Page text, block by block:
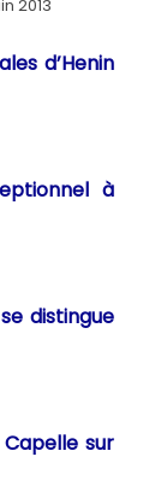
2013
d’Henin
à
distingue
sur